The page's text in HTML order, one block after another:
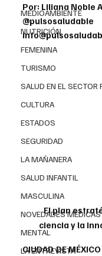
MEDIOAMBIENTE
NUTRICIÓN
FEMENINA
TURISMO
SALUD EN EL SECTOR
CULTURA
ESTADOS
SEGURIDAD
LA MAÑANERA
SALUD INFANTIL
MASCULINA
NOVEDADES MEDICAS
MENTAL
LA ENTREVISTA
Por: Liliana Noble
@pulsosaludable
El plan
ciencia y la
CIUDAD DE